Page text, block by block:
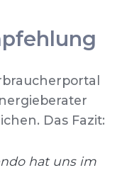
Das Fazit:
hat uns im